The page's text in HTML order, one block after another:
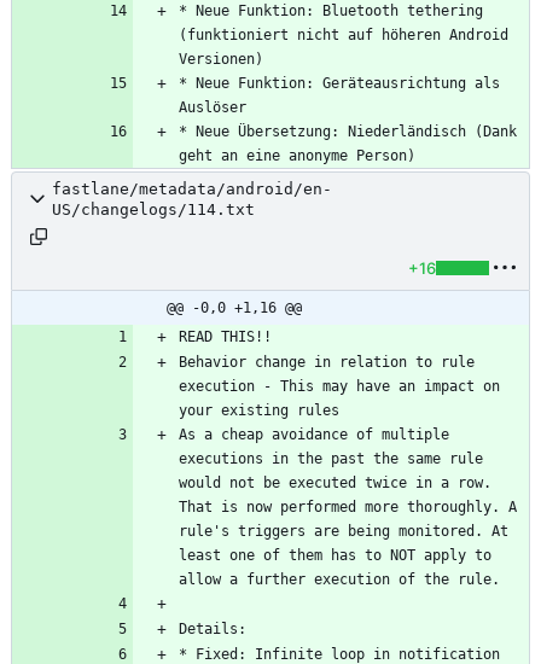
* Neue Funktion: Bluetooth tethering
(funktioniert nicht auf höheren Android
* Neue Funktion: Geräteausrichtung als
* Neue Übersetzung: Niederländisch (Dank
geht an eine anonyme Person)
fastlane/metadata/android/en-
US/changelogs/114.txt
+16
@@ -0,0 +1,16 @@
Behavior change in relation to rule
execution - This may have an impact on
As a cheap avoidance of multiple
executions in the past the same rule
would not be executed twice in a row.
That is now performed more thoroughly. A
rule's triggers are being monitored. At
least one of them has to NOT apply to
* Fixed: Infinite loop in notification